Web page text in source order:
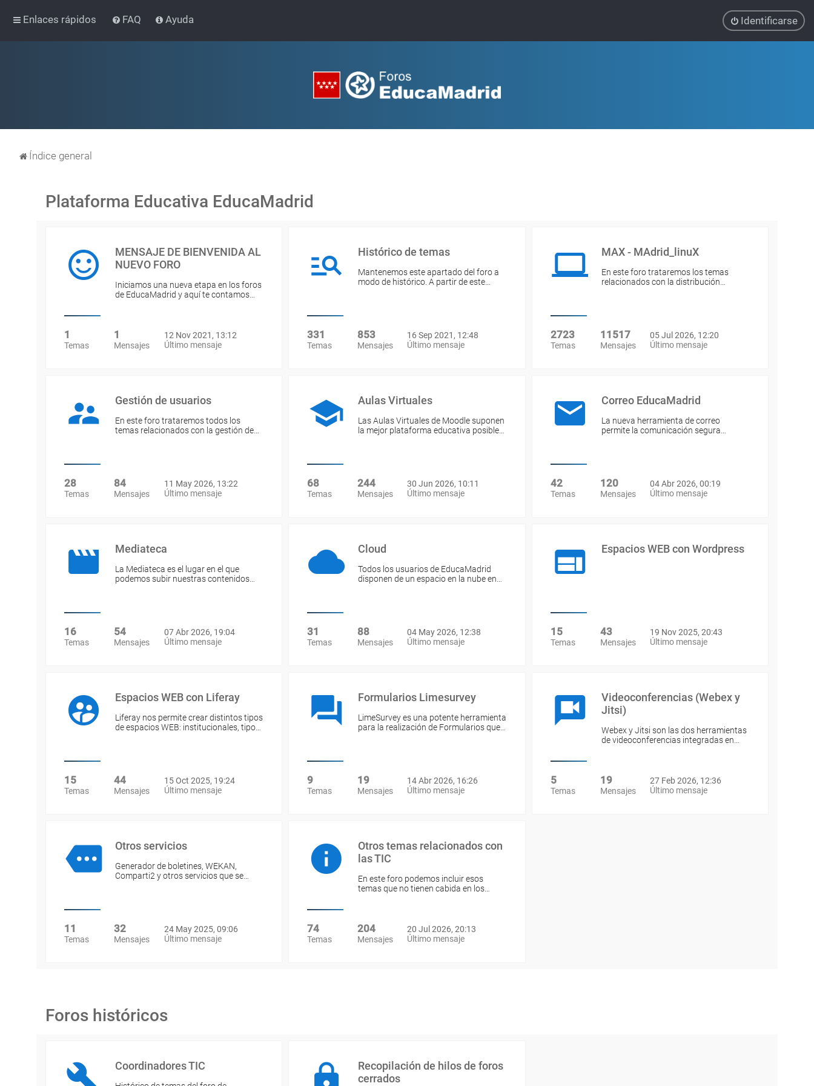
Enlaces rápidos FAQ Ayuda Identificarse
Índice general
Plataforma Educativa EducaMadrid
MENSAJE DE BIENVENIDA AL
NUEVO FORO
Iniciamos una nueva etapa en los foros
de EducaMadrid y aquí te contamos…
1
Temas
1
Mensajes
12 Nov 2021, 13:12
Último mensaje
Histórico de temas
Mantenemos este apartado del foro a
modo de histórico. A partir de este…
331
Temas
853
Mensajes
16 Sep 2021, 12:48
Último mensaje
MAX - MAdrid_linuX
En este foro trataremos los temas
relacionados con la distribución…
2723
Temas
11517
Mensajes
05 Jul 2026, 12:20
Último mensaje
Gestión de usuarios
En este foro trataremos todos los
temas relacionados con la gestión de…
28
Temas
84
Mensajes
11 May 2026, 13:22
Último mensaje
Aulas Virtuales
Las Aulas Virtuales de Moodle suponen
la mejor plataforma educativa posible…
68
Temas
244
Mensajes
30 Jun 2026, 10:11
Último mensaje
Correo EducaMadrid
La nueva herramienta de correo
permite la comunicación segura…
42
Temas
120
Mensajes
04 Abr 2026, 00:19
Último mensaje
Mediateca
La Mediateca es el lugar en el que
podemos subir nuestras contenidos…
16
Temas
54
Mensajes
07 Abr 2026, 19:04
Último mensaje
Cloud
Todos los usuarios de EducaMadrid
disponen de un espacio en la nube en…
31
Temas
88
Mensajes
04 May 2026, 12:38
Último mensaje
Espacios WEB con Wordpress
15
Temas
43
Mensajes
19 Nov 2025, 20:43
Último mensaje
Espacios WEB con Liferay
Liferay nos permite crear distintos tipos
de espacios WEB: institucionales, tipo…
15
Temas
44
Mensajes
15 Oct 2025, 19:24
Último mensaje
Formularios Limesurvey
LimeSurvey es una potente herramienta
para la realización de Formularios que…
9
Temas
19
Mensajes
14 Abr 2026, 16:26
Último mensaje
Videoconferencias (Webex y
Jitsi)
Webex y Jitsi son las dos herramientas
de videoconferencias integradas en…
5
Temas
19
Mensajes
27 Feb 2026, 12:36
Último mensaje
Otros servicios
Generador de boletines, WEKAN,
Comparti2 y otros servicios que se…
11
Temas
32
Mensajes
24 May 2025, 09:06
Último mensaje
Otros temas relacionados con
las TIC
En este foro podemos incluir esos
temas que no tienen cabida en los…
74
Temas
204
Mensajes
20 Jul 2026, 20:13
Último mensaje
Foros históricos
Coordinadores TIC
Recopilación de hilos de foros
cerrados